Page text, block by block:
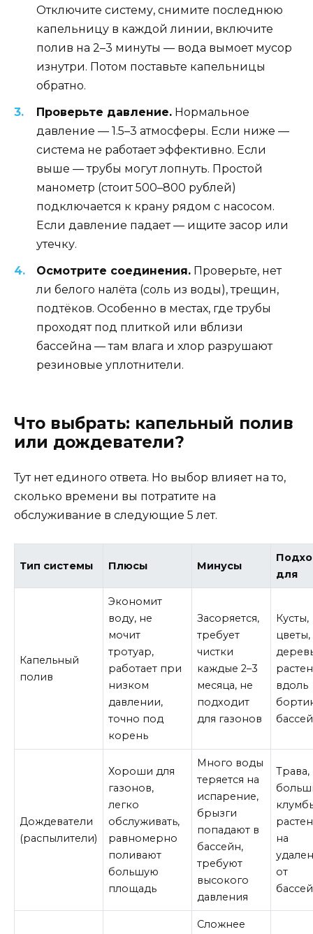
Отключите систему, снимите последнюю
капельницу в каждой линии, включите
полив на 2–3 минуты — вода вымоет мусор
изнутри. Потом поставьте капельницы
обратно.
Проверьте давление. Нормальное
давление — 1.5–3 атмосферы. Если ниже —
система не работает эффективно. Если
выше — трубы могут лопнуть. Простой
манометр (стоит 500–800 рублей)
подключается к крану рядом с насосом.
Если давление падает — ищите засор или
утечку.
Осмотрите соединения. Проверьте, нет
ли белого налёта (соль из воды), трещин,
подтёков. Особенно в местах, где трубы
проходят под плиткой или вблизи
бассейна — там влага и хлор разрушают
резиновые уплотнители.
Что выбрать: капельный полив
или дождеватели?
Тут нет единого ответа. Но выбор влияет на то,
сколько времени вы потратите на
обслуживание в следующие 5 лет.
Тип системы Плюсы Минусы
для
Капельный
полив
Экономит
воду, не
мочит
тротуар,
работает при
низком
давлении,
точно под
корень
Засоряется,
требует
чистки
каждые 2–3
месяца, не
подходит
для газонов
Кусты,
цветы,
вдоль
Дождеватели
(распылители)
Хороши для
газонов,
легко
обслуживать,
равномерно
поливают
большую
площадь
Много воды
теряется на
испарение,
брызги
попадают в
бассейн,
требуют
высокого
давления
Трава,
на
от
Сложнее